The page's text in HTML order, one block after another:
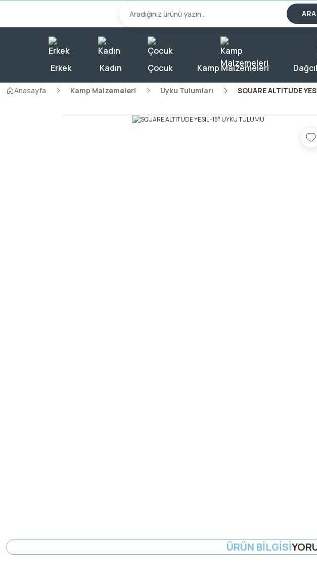
2000 TL Üzeri Alışverişlerde KARGO BEDAVA!
ARA
Erkek Kadın Çocuk Kamp Malzemeleri
Anasayfa Kamp Malzemeleri Uyku Tulumları SQUARE ALTITUDE
ÜRÜN BILGISI